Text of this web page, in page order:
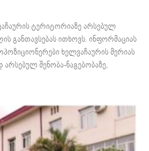
ტერიტორიაზე არსებულ
განთავსებას ითხოვს. ინფორმაციას
ხელვაჩაურის მერიას
შენობა-ნაგებობაზე,